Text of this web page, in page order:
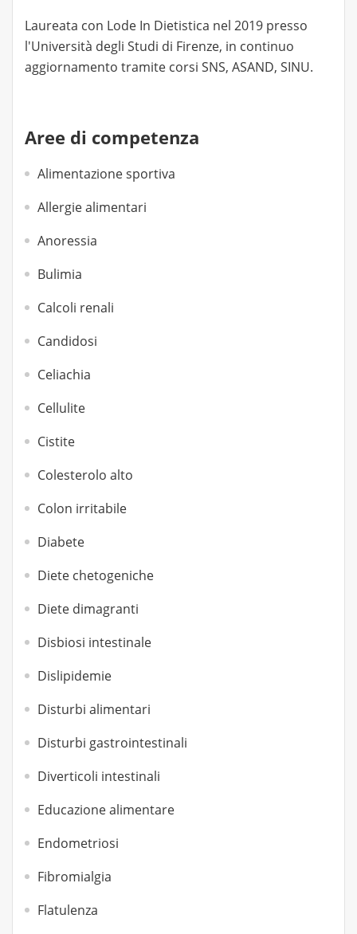
Laureata con Lode In Dietistica nel 2019 presso
l'Università degli Studi di Firenze, in continuo
aggiornamento tramite corsi SNS, ASAND, SINU.
Aree di competenza
Alimentazione sportiva
Allergie alimentari
Anoressia
Bulimia
Calcoli renali
Candidosi
Celiachia
Cellulite
Cistite
Colesterolo alto
Colon irritabile
Diabete
Diete chetogeniche
Diete dimagranti
Disbiosi intestinale
Dislipidemie
Disturbi alimentari
Disturbi gastrointestinali
Diverticoli intestinali
Educazione alimentare
Endometriosi
Fibromialgia
Flatulenza